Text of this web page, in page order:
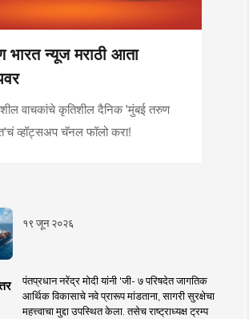
भारत न्यूज मराठी आता
वाचकांचे कृतिशील दैनिक 'मुंबई तरुण
व्हॉट्सअप चॅनल फॉलो करा!
१९ जून २०२६
पंतप्रधान नरेंद्र मोदी यांनी 'जी- ७ परिषदेत जागतिक
आर्थिक विकासाचे नवे प्रारूप मांडताना, सागरी सुरक्षेचा
महत्त्वाचा मुद्दा उपस्थित केला. तसेच राष्ट्राध्यक्ष ट्रम्प